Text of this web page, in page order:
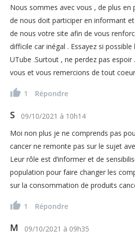
Nous sommes avec vous , de plus en
de nous doit participer en informant
de nous votre site afin de vous
difficile car inégal . Essayez si possible
UTube .Surtout , ne perdez pas
vous et vous remercions de tout
1 Répondre
S 09/10/2021 à 10h14
Moi non plus je ne comprends pas
cancer ne remonte pas sur le sujet
Leur rôle est d’informer et de
population pour faire changer les
sur la consommation de produits
1 Répondre
M 09/10/2021 à 09h35